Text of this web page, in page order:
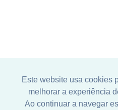
Este website usa cookies
melhorar a experiência
Ao continuar a navegar